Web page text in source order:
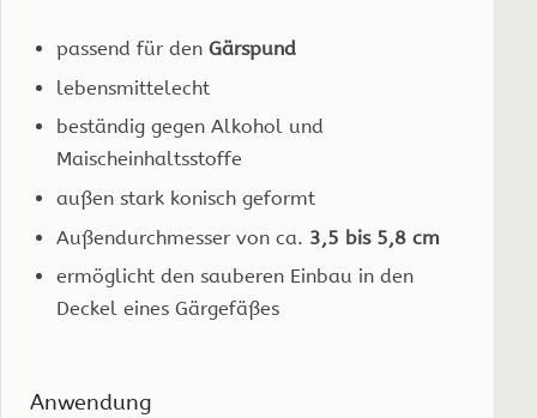
passend für denGärspund
lebensmittelecht
beständig gegen Alkohol und
Maischeinhaltsstoffe
außen stark konisch geformt
Außendurchmesser von ca. 3,5 bis 5,8 cm
ermöglicht den sauberen Einbau in den
Deckel eines Gärgefäßes
Anwendung